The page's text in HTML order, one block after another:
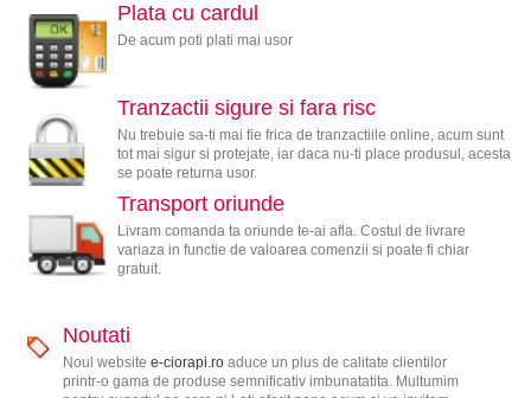
Plata cu cardul
De acum poti plati mai usor
Tranzactii sigure si fara risc
Nu trebuie sa-ti mai fie frica de tranzactiile online, acum sunt
tot mai sigur si protejate, iar daca nu-ti place produsul, acesta
se poate returna usor.
Transport oriunde
Livram comanda ta oriunde te-ai afla. Costul de livrare
variaza in functie de valoarea comenzii si poate fi chiar
gratuit.
Noutati
Noul website e-ciorapi.roaduce un plus de calitate clientilor
printr-o gama de produse semnificativ imbunatatita. Multumim